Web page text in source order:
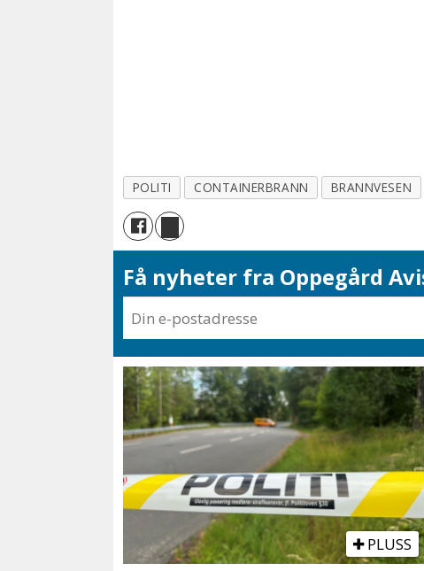
POLITI CONTAINERBRANN BRANNVESEN
Få nyheter fra Oppegård
PLUSS